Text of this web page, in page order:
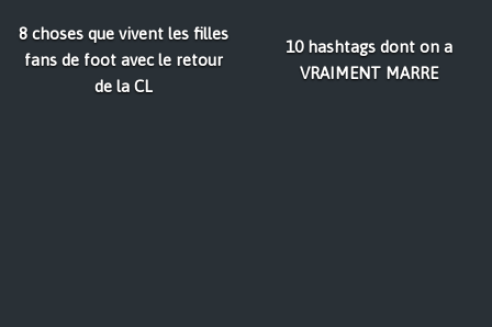
8 choses que vivent les filles
fans de foot avec le retour
de la CL
10 hashtags dont on a
VRAIMENT MARRE